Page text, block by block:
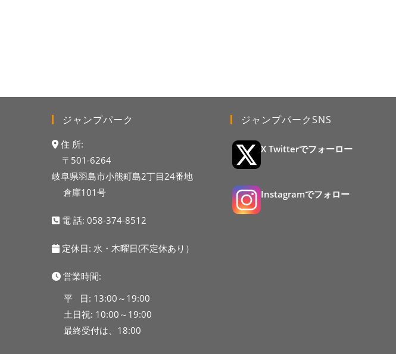
ジャンプパーク
住 所:
〒501-6264
岐阜県羽島市小熊町島2丁目24番地
倉庫101号
電 話: 058-374-8512
定休日: 水・木曜日(不定休あり）
営業時間:
平 日: 13:00～19:00
土日祝: 10:00～19:00
最終受付は、18:00
ジャンプパークSNS
X Twitterでフォーロー
Instagramでフォロー